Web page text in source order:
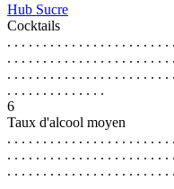
Hub Sucre
Cocktails
. . . . . . . . . . . . . . . . . . . . . .
. . . . . . . . . . . . . . . . . . . . . .
. . . . . . . . . . . . . . . . . . . . . .
. . . . . . . . . . . . . .
6
Taux d'alcool moyen
. . . . . . . . . . . . . . . . . . . . . .
. . . . . . . . . . . . . . . . . . . . . .
. . . . . . . . . . . . . . . . . . . . . .